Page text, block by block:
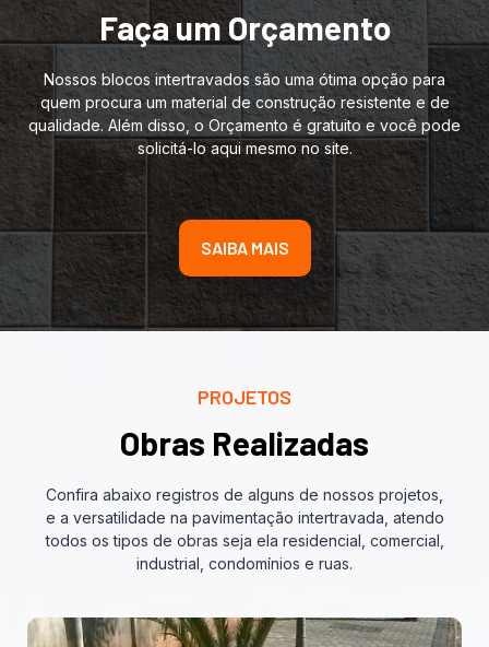
Faça um Orçamento
Nossos blocos intertravados são uma ótima opção para
quem procura um material de construção resistente e de
qualidade. Além disso, o Orçamento é gratuito e você pode
solicitá-lo aqui mesmo no site.
SAIBA MAIS
PROJETOS
Obras Realizadas
Confira abaixo registros de alguns de nossos projetos,
e a versatilidade na pavimentação intertravada, atendo
todos os tipos de obras seja ela residencial, comercial,
industrial, condomínios e ruas.